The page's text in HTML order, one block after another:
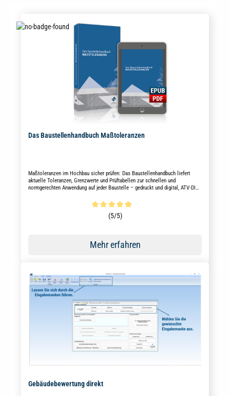
Das Baustellenhandbuch Maßtoleranzen
Maßtoleranzen im Hochbau sicher prüfen: Das Baustellenhandbuch liefert
aktuelle Toleranzen, Grenzwerte und Prüftabellen zur schnellen und
normgerechten Anwendung auf jeder Baustelle – gedruckt und digital, ATV-DIN-
Durchschnittliche Bewertung von 5 von 5 Sternen
(5/5)
Mehr erfahren
Gebäudebewertung direkt